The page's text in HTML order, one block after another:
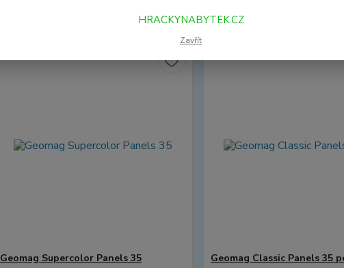
Geomag Supercolor Panels 35 Geomag Classic Panels 35
HRACKYNABYTEK.CZ
Zavřít